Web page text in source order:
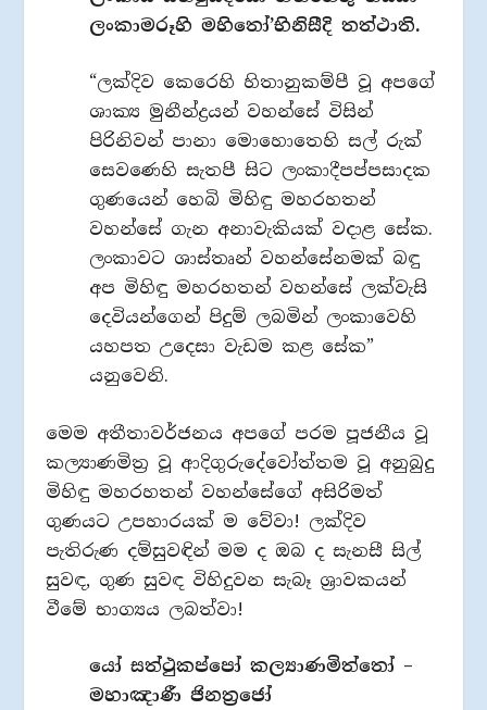
ලංකාමරූහි මහිතෝ’භිනිසීදි තත්‌ථාති.
“ලක්දිව කෙරෙහි හිතානුකම්පී වූ අපගේ
ශාක්‍ය මුනීන්ද්‍රයන් වහන්සේ විසින්
පිරිනිවන් පානා මොහොතෙහි සල් රුක්
සෙවණෙහි සැතපී සිට ලංකාදීපප්පසාදක
ගුණයෙන් හෙබි මිහිඳු මහරහතන්
වහන්සේ ගැන අනාවැකියක් වදාළ සේක.
ලංකාවට ශාස්තෘන් වහන්සේනමක් බඳු
අප මිහිඳු මහරහතන් වහන්සේ ලක්වැසි
දෙවියන්ගෙන් පිදුම් ලබමින් ලංකාවෙහි
යහපත උදෙසා වැඩම කළ සේක”
යනුවෙනි.
මෙම අතීතාවර්ජනය අපගේ පරම පූජනීය වූ
කල්‍යාණමිත්‍ර වූ ආදිගුරුදේවෝත්තම වූ අනුබුදු
මිහිඳු මහරහතන් වහන්සේගේ අසිරිමත්
ගුණයට උපහාරයක් ම වේවා! ලක්දිව
පැතිරුණ දම්සුවඳින් මම ද ඔබ ද සැනසී සිල්
සුවඳ, ගුණ සුවඳ විහිදුවන සැබෑ ශ්‍රාවකයන්
වීමේ භාග්‍යය ලබත්වා!
යෝ සත්ථුකප්පෝ කල්‍යාණමිත්තෝ –
මහාඤාණී ජිනත්‍රජෝ